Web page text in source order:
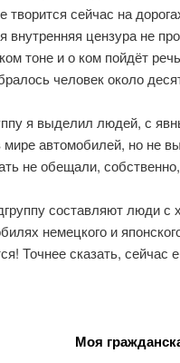
творится сейчас на
внутренняя цензура не
тоне и о ком пойдёт
человек около
я выделил людей, с
автомобилей, но не
не обещали,
составляют люди
немецкого и
Точнее сказать, сейчас
Моя